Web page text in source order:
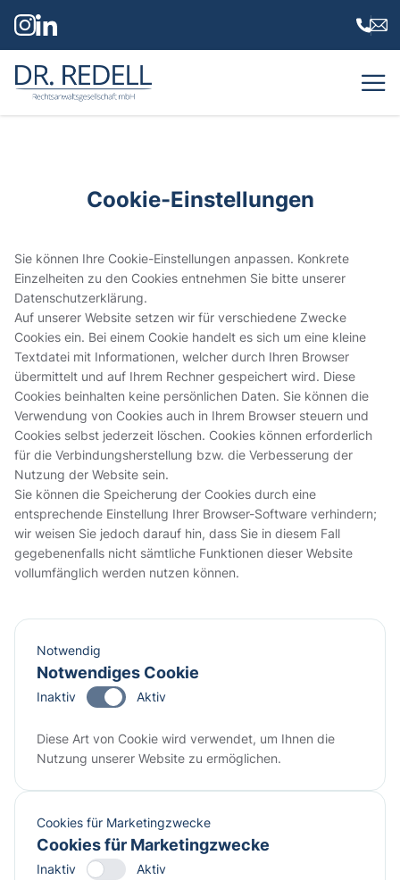
Dr. Redell Rechtsanwaltsgesellschaft mbH
Cookie-Einstellungen
Sie können Ihre Cookie-Einstellungen anpassen. Konkrete
Einzelheiten zu den Cookies entnehmen Sie bitte unserer
Datenschutzerklärung.
Auf unserer Website setzen wir für verschiedene Zwecke
Cookies ein. Bei einem Cookie handelt es sich um eine kleine
Textdatei mit Informationen, welcher durch Ihren Browser
übermittelt und auf Ihrem Rechner gespeichert wird. Diese
Cookies beinhalten keine persönlichen Daten. Sie können die
Verwendung von Cookies auch in Ihrem Browser steuern und
Cookies selbst jederzeit löschen. Cookies können erforderlich
für die Verbindungsherstellung bzw. die Verbesserung der
Nutzung der Website sein.
Sie können die Speicherung der Cookies durch eine
entsprechende Einstellung Ihrer Browser-Software verhindern;
wir weisen Sie jedoch darauf hin, dass Sie in diesem Fall
gegebenenfalls nicht sämtliche Funktionen dieser Website
vollumfänglich werden nutzen können.
Notwendig
Notwendiges Cookie
Inaktiv Aktiv
Diese Art von Cookie wird verwendet, um Ihnen die
Nutzung unserer Website zu ermöglichen.
Cookies für Marketingzwecke
Cookies für Marketingzwecke
Inaktiv Aktiv